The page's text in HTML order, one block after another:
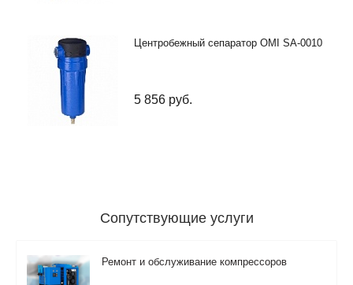
Центробежный сепаратор OMI SA-0010
5 856 руб.
Сопутствующие услуги
Ремонт и обслуживание компрессоров